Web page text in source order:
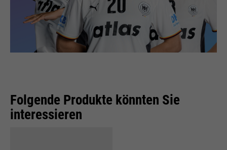
Folgende Produkte könnten Sie
interessieren